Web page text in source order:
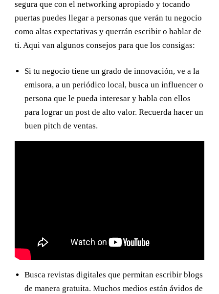
segura que con el networking apropiado y tocando
puertas puedes llegar a personas que verán tu negocio
como altas expectativas y querrán escribir o hablar de
ti. Aqui van algunos consejos para que los consigas:
Si tu negocio tiene un grado de innovación, ve a la
emisora, a un periódico local, busca un influencer o
persona que le pueda interesar y habla con ellos
para lograr un post de alto valor. Recuerda hacer un
buen pitch de ventas.
Busca revistas digitales que permitan escribir blogs
de manera gratuita. Muchos medios están ávidos de